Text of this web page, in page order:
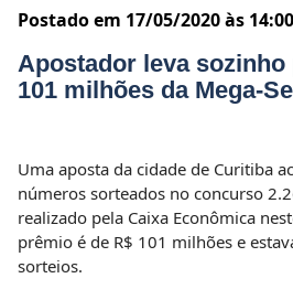
Postado em 17/05/2020 às
Apostador leva sozinho
101 milhões da Mega-
Uma aposta da cidade de Curitiba
números sorteados no concurso
realizado pela Caixa Econômica
prêmio é de R$ 101 milhões e
sorteios.